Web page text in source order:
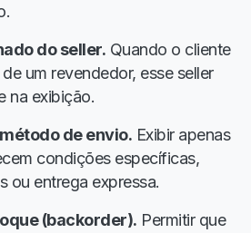
do seller. Quando o cliente
um revendedor, esse seller
na exibição.
de envio. Exibir apenas
condições específicas,
ou entrega expressa.
(backorder). Permitir que